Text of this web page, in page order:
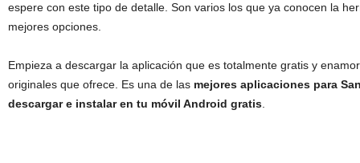
espere con este tipo de detalle. Son varios los que ya conocen la
mejores opciones.
Empieza a descargar la aplicación que es totalmente gratis y
originales que ofrece. Es una de las mejores aplicaciones para
descargar e instalar en tu móvil Android gratis